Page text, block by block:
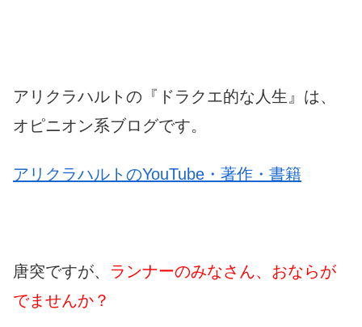
アリクラハルトの『ドラクエ的な人生』は、
オピニオン系ブログです。
アリクラハルトのYouTube・著作・書籍
唐突ですが、 ランナーのみなさん、おならが
でませんか？